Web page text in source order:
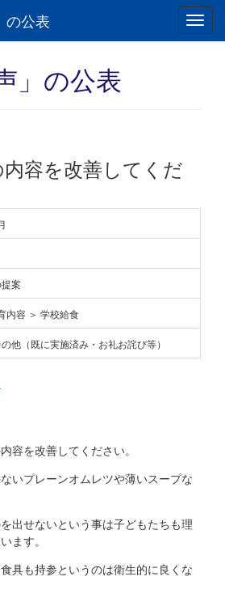
の公表
」の公表
容を改善してくだ
案
内容 ＞ 学校給食
他（既に実施済み・お礼お詫び等）
容を改善してください。
いプレーンオムレツや薄いスープな
出せないという事は子どもたちも理
ます。
具も持参というのは衛生的に良くな